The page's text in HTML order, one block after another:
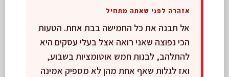
אזהרה לפני שאתה מתחיל
אל תבנה את כל החמישה בבת אחת. הטעות
הכי נפוצה שאני רואה אצל בעלי עסקים היא
להתלהב, לבנות חמש אוטומציות בשבוע,
ואז לגלות שאף אחת מהן לא מספיק אמינה